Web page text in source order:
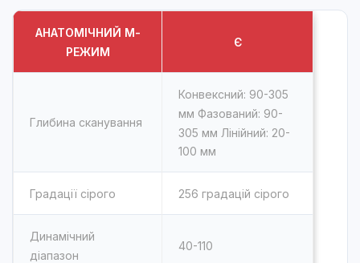
АНАТОМІЧНИЙ М-
РЕЖИМ
Є
Глибина сканування
Конвексний: 90-305
мм Фазований: 90-
305 мм Лінійний: 20-
100 мм
Градації сірого 256 градацій сірого
Динамічний
діапазон
40-110